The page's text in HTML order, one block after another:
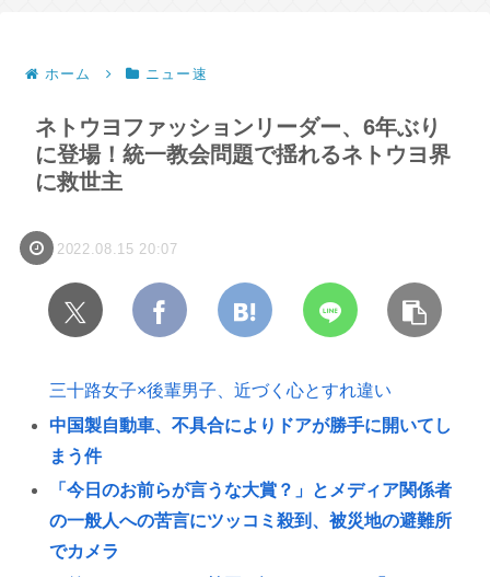
ホーム ニュー速
ネトウヨファッションリーダー、6年ぶり
に登場！統一教会問題で揺れるネトウヨ界
に救世主
2022.08.15 20:07
三十路女子×後輩男子、近づく心とすれ違い
中国製自動車、不具合によりドアが勝手に開いてし
まう件
「今日のお前らが言うな大賞？」とメディア関係者
の一般人への苦言にツッコミ殺到、被災地の避難所
でカメラ